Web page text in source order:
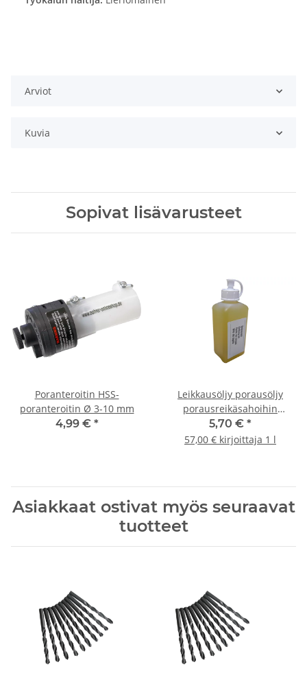
Arviot
Kuvia
Sopivat lisävarusteet
Poranteroitin HSS-
poranteroitin Ø 3-10 mm
4,99 € *
Leikkausöljy porausöljy
porausreikäsahoihin
metallipora 100ml
5,70 € *
57,00 € kirjoittaja 1 l
Asiakkaat ostivat myös seuraavat
tuotteet